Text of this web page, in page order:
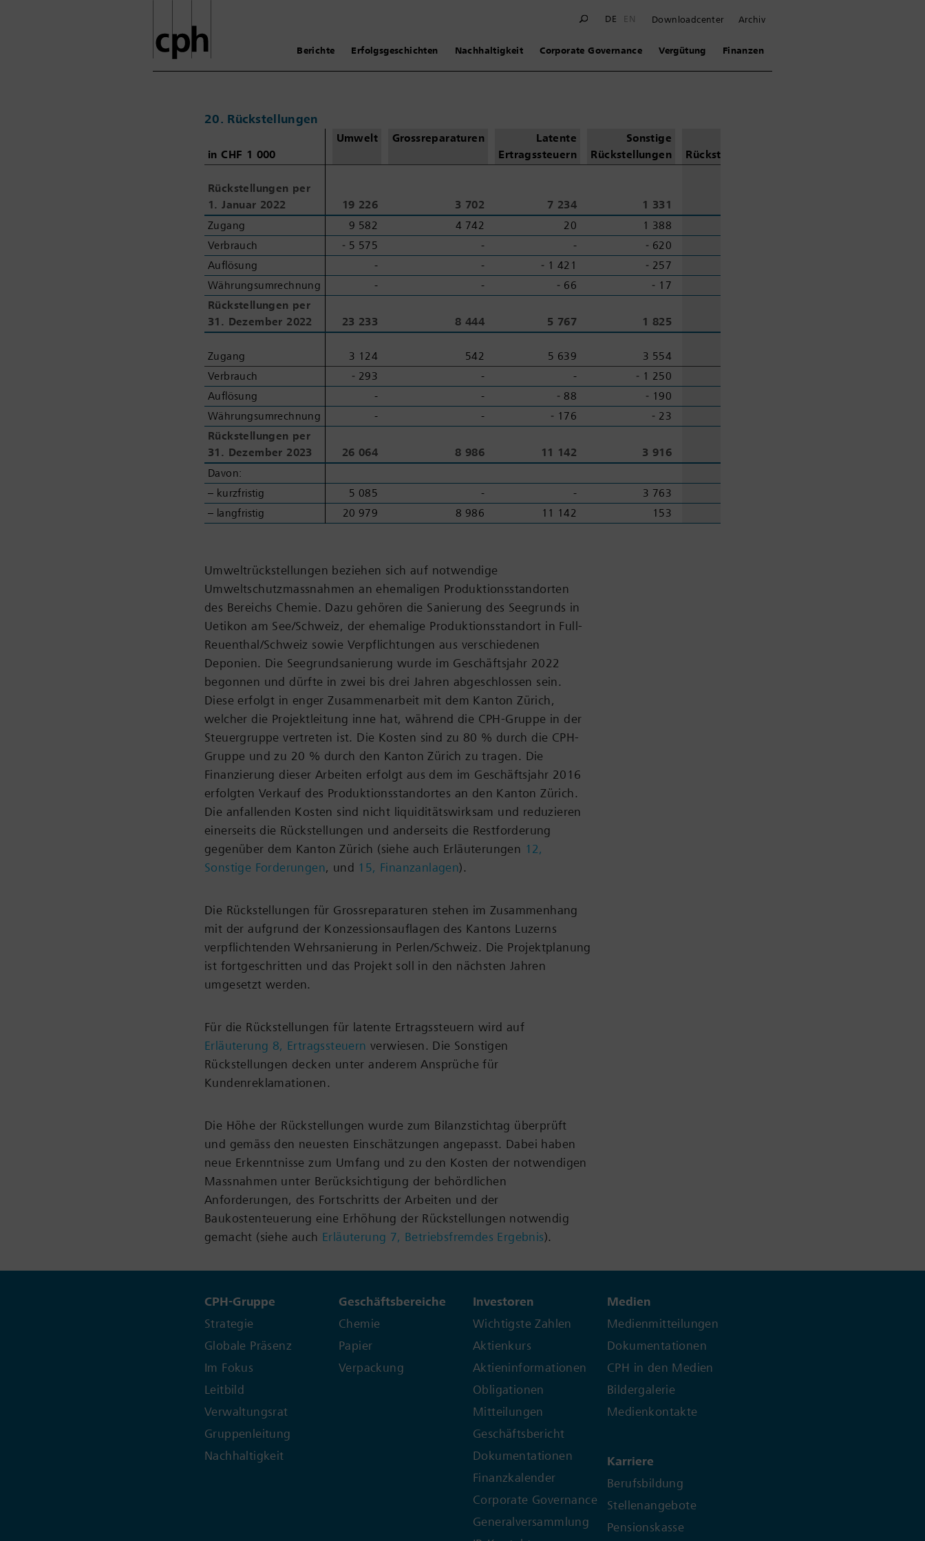
DE EN Downloadcenter Archiv
Berichte Erfolgsgeschichten Nachhaltigkeit Corporate Governance Vergütung Finanzen
20. Rückstellungen
inCHF 1 000
Umwelt Grossreparaturen
Latente
Ertragssteuern
Sonstige
Rückstellungen
Rückstellungen
Rückstellungen per
1. Januar 2022 19 226 3 702 7 234 1 331
Zugang
9 582 4 742 20 1 388
Verbrauch
‑ 5 575 - - ‑ 620
Auflösung
- - ‑ 1 421 ‑ 257
Währungsumrechnung
- - ‑ 66 ‑ 17
Rückstellungen per
31. Dezember 2022 23 233 8 444 5 767 1 825
Zugang 3 124 542 5 639 3 554
Verbrauch
‑ 293 - - ‑ 1 250
Auflösung
- - ‑ 88 ‑ 190
Währungsumrechnung
- - ‑ 176 ‑ 23
Rückstellungen per
31. Dezember 2023 26 064 8 986 11 142 3 916
Davon:
– kurzfristig
5 085 - - 3 763
– langfristig
20 979 8 986 11 142 153
inCHF 1 000
Rückstellungen per
1. Januar 2022
Zugang
Verbrauch
Auflösung
Währungsumrechnung
Rückstellungen per
31. Dezember 2022
Zugang
Verbrauch
Auflösung
Währungsumrechnung
Rückstellungen per
31. Dezember 2023
Davon:
– kurzfristig
– langfristig
Umweltrückstellungen beziehen sich auf notwendige
Umweltschutzmassnahmen an ehemaligen Produktionsstandorten
des Bereichs Chemie. Dazu gehören die Sanierung des Seegrunds in
Uetikon am See/Schweiz, der ehemalige Produktionsstandort in Full-
Reuenthal/Schweiz sowie Verpflichtungen aus verschiedenen
Deponien. Die Seegrundsanierung wurde im Geschäftsjahr 2022
begonnen und dürfte in zwei bis drei Jahren abgeschlossen sein.
Diese erfolgt in enger Zusammenarbeit mit dem Kanton Zürich,
welcher die Projektleitung inne hat, während die CPH-Gruppe in der
Steuergruppe vertreten ist. Die Kosten sind zu 80 % durch die CPH-
Gruppe und zu 20 % durch den Kanton Zürich zu tragen. Die
Finanzierung dieser Arbeiten erfolgt aus dem im Geschäftsjahr 2016
erfolgten Verkauf des Produktionsstandortes an den Kanton Zürich.
Die anfallenden Kosten sind nicht liquiditätswirksam und reduzieren
einerseits die Rückstellungen und anderseits die Restforderung
gegenüber dem Kanton Zürich (siehe auch Erläuterungen 12,
Sonstige Forderungen, und 15, Finanzanlagen).
Die Rückstellungen für Grossreparaturen stehen im Zusammenhang
mit der aufgrund der Konzessionsauflagen des Kantons Luzerns
verpflichtenden Wehrsanierung in Perlen/Schweiz. Die Projektplanung
ist fortgeschritten und das Projekt soll in den nächsten Jahren
umgesetzt werden.
Für die Rückstellungen für latente Ertragssteuern wird auf
Erläuterung 8, Ertragssteuern verwiesen. Die Sonstigen
Rückstellungen decken unter anderem Ansprüche für
Kundenreklamationen.
Die Höhe der Rückstellungen wurde zum Bilanzstichtag überprüft
und gemäss den neuesten Einschätzungen angepasst. Dabei haben
neue Erkenntnisse zum Umfang und zu den Kosten der notwendigen
Massnahmen unter Berücksichtigung der behördlichen
Anforderungen, des Fortschritts der Arbeiten und der
Baukostenteuerung eine Erhöhung der Rückstellungen notwendig
gemacht (siehe auch Erläuterung 7, Betriebsfremdes Ergebnis).
CPH-Gruppe
Strategie
Globale Präsenz
Im Fokus
Leitbild
Verwaltungsrat
Gruppenleitung
Nachhaltigkeit
Geschäftsbereiche
Chemie
Papier
Verpackung
Investoren
Wichtigste Zahlen
Aktienkurs
Aktieninformationen
Obligationen
Mitteilungen
Geschäftsbericht
Dokumentationen
Finanzkalender
Corporate Governance
Generalversammlung
Medien
Medienmitteilungen
Dokumentationen
CPH in den Medien
Bildergalerie
Medienkontakte
Karriere
Berufsbildung
Stellenangebote
Pensionskasse